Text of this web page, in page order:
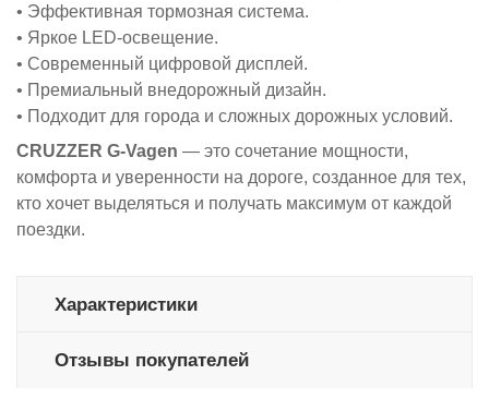
• Эффективная тормозная система.
• Яркое LED-освещение.
• Современный цифровой дисплей.
• Премиальный внедорожный дизайн.
• Подходит для города и сложных дорожных условий.
CRUZZER G-Vagen — это сочетание мощности,
комфорта и уверенности на дороге, созданное для тех,
кто хочет выделяться и получать максимум от каждой
поездки.
Характеристики
Отзывы покупателей